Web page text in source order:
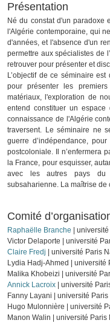
Présentation
Né du constat d'un paradoxe
l'Algérie contemporaine, qui
d'années, et l'absence d'un
permettre aux spécialistes de
retrouver pour présenter et
L’objectif de ce séminaire
pour présenter les
matériaux, l'exploration de
entend constituer un
connaissance de l'Algérie
traversent. Le séminaire ne
guerre d’indépendance,
postcoloniale. Il n’enfermera
la France, pour esquisser,
avec les autres pays du
subsaharienne. La maîtrise
Comité
Raphaëlle Branche |
Victor Delaporte | université
Claire Fredj | université Paris
Lydia Hadj-Ahmed | université
Malika Khobeizi | université
Annick Lacroix | université
Fanny Layani | université
Hugo Mulonnière | université
Manon Walin | université Paris